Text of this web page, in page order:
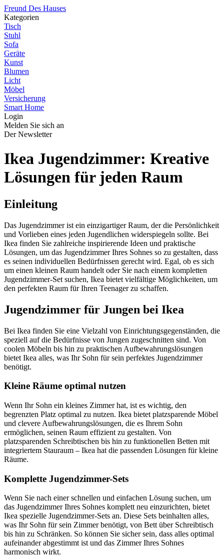
Freund Des Hauses
Kategorien
Tisch
Stuhl
Sofa
Geräte
Kunst
Blumen
Licht
Möbel
Versicherung
Smart Home
Login
Melden Sie sich an
Der Newsletter
Ikea Jugendzimmer: Kreative
Lösungen für jeden Raum
Einleitung
Das Jugendzimmer ist ein einzigartiger Raum, der die Persönlichkeit
und Vorlieben eines jeden Jugendlichen widerspiegeln sollte. Bei
Ikea finden Sie zahlreiche inspirierende Ideen und praktische
Lösungen, um das Jugendzimmer Ihres Sohnes so zu gestalten, dass
es seinen individuellen Bedürfnissen gerecht wird. Egal, ob es sich
um einen kleinen Raum handelt oder Sie nach einem kompletten
Jugendzimmer-Set suchen, Ikea bietet vielfältige Möglichkeiten, um
den perfekten Raum für Ihren Teenager zu schaffen.
Jugendzimmer für Jungen bei Ikea
Bei Ikea finden Sie eine Vielzahl von Einrichtungsgegenständen, die
speziell auf die Bedürfnisse von Jungen zugeschnitten sind. Von
coolen Möbeln bis hin zu praktischen Aufbewahrungslösungen
bietet Ikea alles, was Ihr Sohn für sein perfektes Jugendzimmer
benötigt.
Kleine Räume optimal nutzen
Wenn Ihr Sohn ein kleines Zimmer hat, ist es wichtig, den
begrenzten Platz optimal zu nutzen. Ikea bietet platzsparende Möbel
und clevere Aufbewahrungslösungen, die es Ihrem Sohn
ermöglichen, seinen Raum effizient zu gestalten. Von
platzsparenden Schreibtischen bis hin zu funktionellen Betten mit
integriertem Stauraum – Ikea hat die passenden Lösungen für kleine
Räume.
Komplette Jugendzimmer-Sets
Wenn Sie nach einer schnellen und einfachen Lösung suchen, um
das Jugendzimmer Ihres Sohnes komplett neu einzurichten, bietet
Ikea spezielle Jugendzimmer-Sets an. Diese Sets beinhalten alles,
was Ihr Sohn für sein Zimmer benötigt, von Bett über Schreibtisch
bis hin zu Schränken. So können Sie sicher sein, dass alles optimal
aufeinander abgestimmt ist und das Zimmer Ihres Sohnes
harmonisch wirkt.